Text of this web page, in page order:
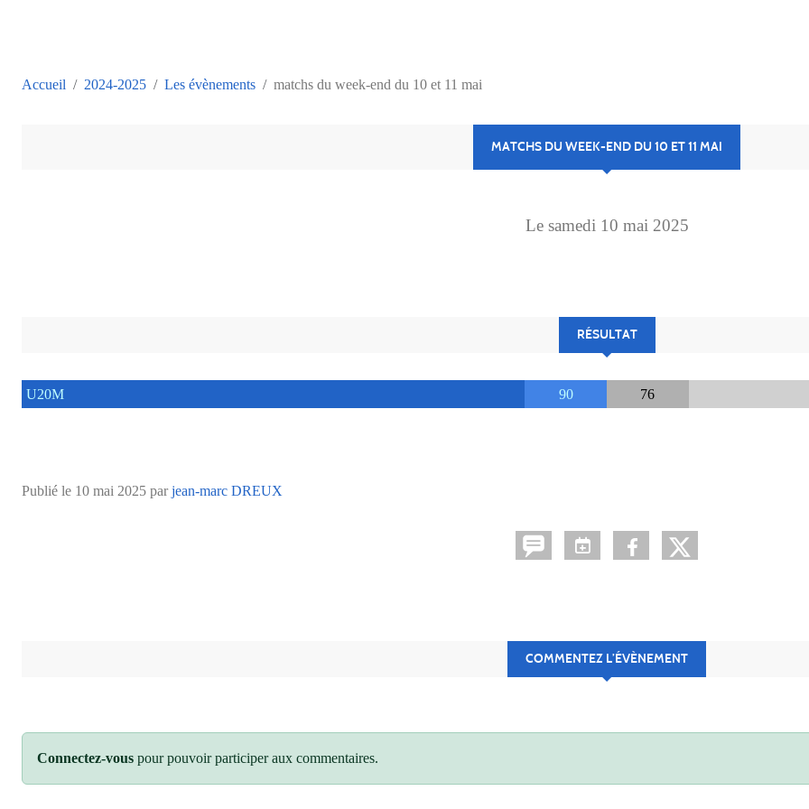
Accueil 2024-2025 Les évènements matchs du week-end du 10 et 11 mai
MATCHS DU WEEK-END DU 10 ET 11 MAI
Le samedi 10 mai 2025
RÉSULTAT
U20M 90 76
Publié le 10 mai 2025 parjean-marc DREUX
COMMENTEZ L’ÉVÈNEMENT
Connectez-vous pour pouvoir participer aux commentaires.